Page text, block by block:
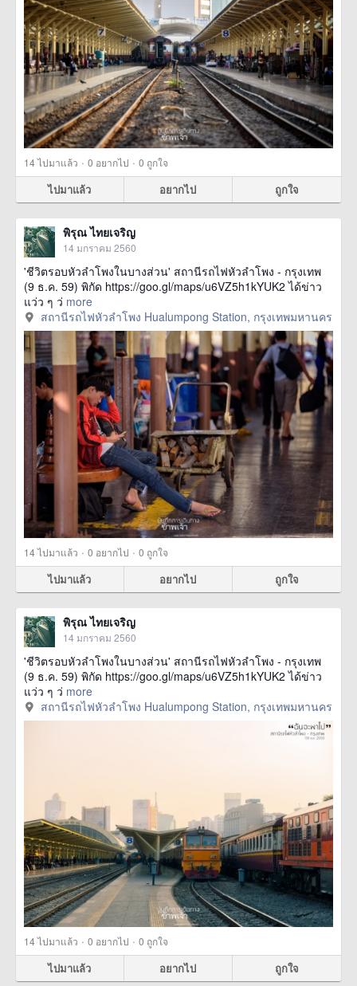
14ไปมาแล้ว · 0 อยากไป · 0 ถูกใจ
ไปมาแล้ว อยากไป ถูกใจ
พิรุณ ไทยเจริญ
14 มกราคม 2560
'ชีวิตรอบหัวลำโพงในบางส่วน' สถานีรถไฟหัวลำโพง - กรุงเทพ
(9 ธ.ค. 59) พิกัด https://goo.gl/maps/u6VZ5h1kYUK2 ได้ข่าว
แว่ว ๆ ว่ more
สถานีรถไฟหัวลำโพง Hualumpong Station, กรุงเทพมหานคร
14ไปมาแล้ว · 0 อยากไป · 0 ถูกใจ
ไปมาแล้ว อยากไป ถูกใจ
พิรุณ ไทยเจริญ
14 มกราคม 2560
'ชีวิตรอบหัวลำโพงในบางส่วน' สถานีรถไฟหัวลำโพง - กรุงเทพ
(9 ธ.ค. 59) พิกัด https://goo.gl/maps/u6VZ5h1kYUK2 ได้ข่าว
แว่ว ๆ ว่ more
สถานีรถไฟหัวลำโพง Hualumpong Station, กรุงเทพมหานคร
14ไปมาแล้ว · 0 อยากไป · 0 ถูกใจ
ไปมาแล้ว อยากไป ถูกใจ